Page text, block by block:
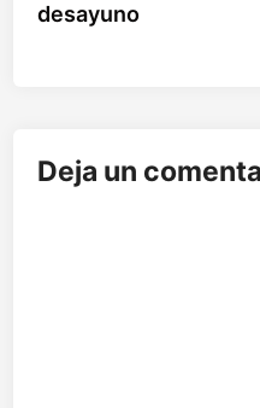
desayuno
Deja un